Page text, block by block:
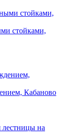
стойками,
Кабаново